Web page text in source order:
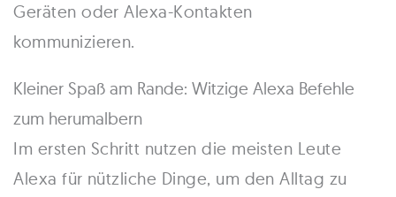
Geräten oder Alexa-Kontakten
kommunizieren.
Kleiner Spaß am Rande: Witzige Alexa Befehle
zum herumalbern
Im ersten Schritt nutzen die meisten Leute
Alexa für nützliche Dinge, um den Alltag zu